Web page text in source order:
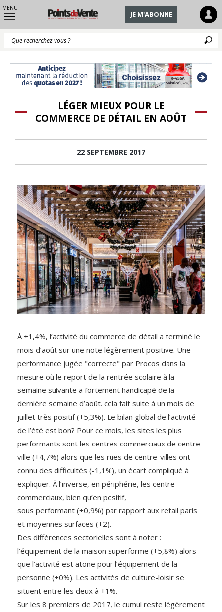
MENU
JE M'ABONNE
LÉGER MIEUX POUR LE
COMMERCE DE DÉTAIL EN AOÛT
22 SEPTEMBRE 2017
À +1,4%, l’activité du commerce de détail a terminé le
mois d’août sur une note légèrement positive. Une
performance jugée "correcte" par Procos dans la
mesure où le report de la rentrée scolaire à la
semaine suivante a fortement handicapé de la
dernière semaine d’août. cela fait suite à un mois de
juillet très positif (+5,3%). Le bilan global de l’activité
de l’été est bon? Pour ce mois, les sites les plus
performants sont les centres commerciaux de centre-
ville (+4,7%) alors que les rues de centre-villes ont
connu des difficultés (-1,1%), un écart compliqué à
expliquer. À l’inverse, en périphérie, les centre
commerciaux, bien qu’en positif,
sous performant (+0,9%) par rapport aux retail paris
et moyennes surfaces (+2).
Des différences sectorielles sont à noter :
l’équipement de la maison superforme (+5,8%) alors
que l’activité est atone pour l’équipement de la
personne (+0%). Les activités de culture-loisir se
situent entre les deux à +1%.
Sur les 8 premiers de 2017, le cumul reste légèrement